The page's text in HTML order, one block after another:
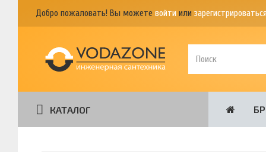
Добро пожаловать! Вы можете войти или
КАТАЛОГ